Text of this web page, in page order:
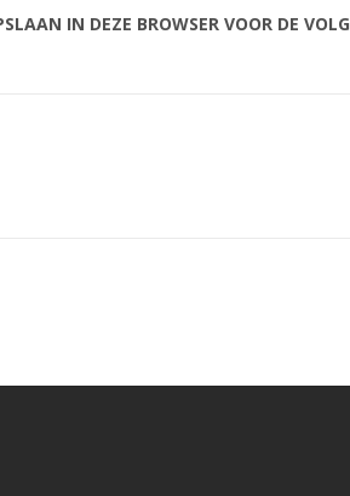
IN DEZE BROWSER VOOR DE